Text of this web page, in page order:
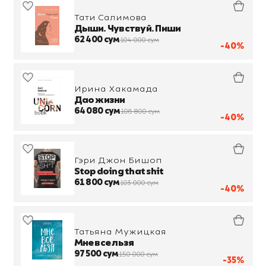
-40%
Тати Салимова
Дыши. Чувствуй. Пиши
62 400 сум104 000 сум
-40%
Ирина Хакамада
Дао жизни
64 080 сум106 800 сум
-40%
Гэри Джон Бишоп
Stop doing that shit
61 800 сум103 000 сум
-35%
Татьяна Мужицкая
Мне все льзя
97 500 сум150 000 сум